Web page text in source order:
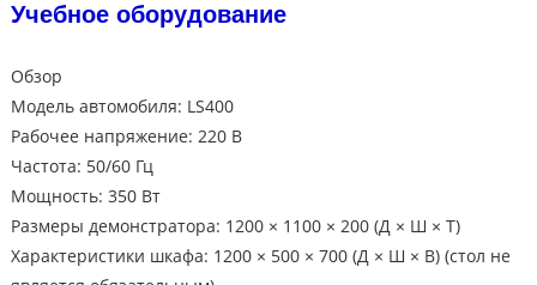
Учебное оборудование
Обзор
Модель автомобиля: LS400
Рабочее напряжение: 220 В
Частота: 50/60 Гц
Мощность: 350 Вт
Размеры демонстратора: 1200 × 1100 × 200 (Д × Ш × Т)
Характеристики шкафа: 1200 × 500 × 700 (Д × Ш × В) (стол не